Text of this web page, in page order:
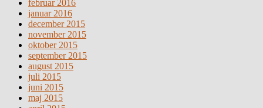
februar 2016
januar 2016
december 2015
november 2015
oktober 2015
september 2015
august 2015
juli 2015
juni 2015
maj 2015